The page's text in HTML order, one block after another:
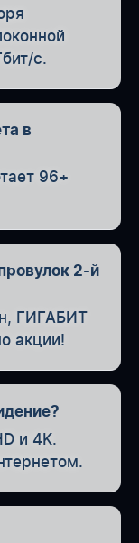
с.
в
96+
2-й
ГИГАБИТ
акции!
и 4K.